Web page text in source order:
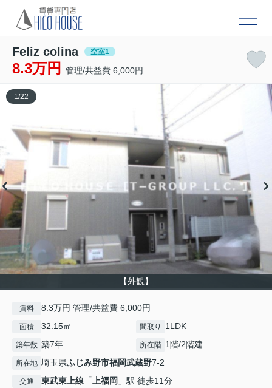
Feliz colina 空室1
8.3万円 管理/共益費 6,000円
【外観】
1 /22
賃料 8.3万円 管理/共益費 6,000円
面積 32.15㎡ 間取り 1LDK
築年数 築7年 所在階 1階/2階建
所在地 埼玉県ふじみ野市福岡武蔵野7-2
交通 東武東上線 「 上福岡 」駅 徒歩11分